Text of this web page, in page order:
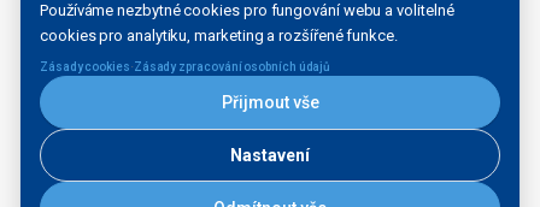
Používáme nezbytné cookies pro fungování webu a volitelné
cookies pro analytiku, marketing a rozšířené funkce.
Zásady cookies·Zásady zpracování osobních údajů
Přijmout vše
Nastavení
Rozvoj přístavů
PŘÍSTAVNÍ SLUŽBY
Seznam vodních cest
Přístavní karta
Servisní plavidlo Praha
Ředitelství vodních cest ČR